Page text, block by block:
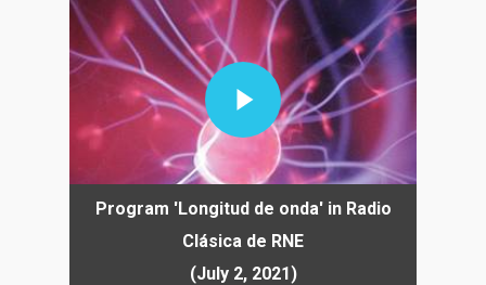
Play Video
Program 'Longitud de onda' in Radio
Clásica de RNE
(July 2, 2021)